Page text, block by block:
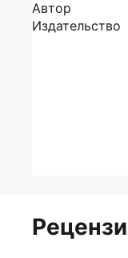
Автор
Издательство